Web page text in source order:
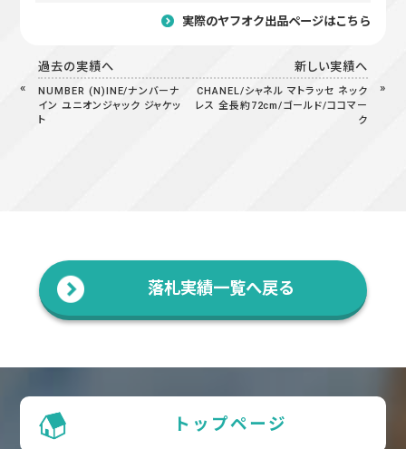
実際のヤフオク出品ページはこちら
過去の実績へ
NUMBER (N)INE/ナンバーナ
イン ユニオンジャック ジャケッ
ト
新しい実績へ
CHANEL/シャネル マトラッセ ネック
レス 全長約72cm/ゴールド/ココマー
ク
落札実績一覧へ戻る
トップページ